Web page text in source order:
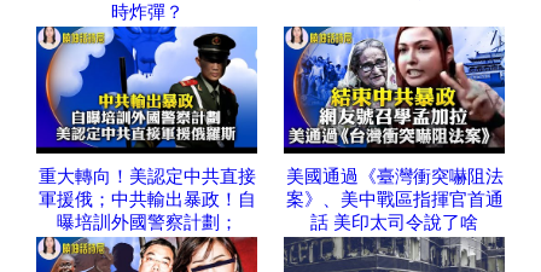
時炸彈？
重大轉向！美認定中共直接
軍援俄；中共輸出暴政！自
曝培訓外國警察計劃；
美國通過《臺灣衝突嚇阻法
案》、美中戰區指揮官首通
話 美印太司令說了啥